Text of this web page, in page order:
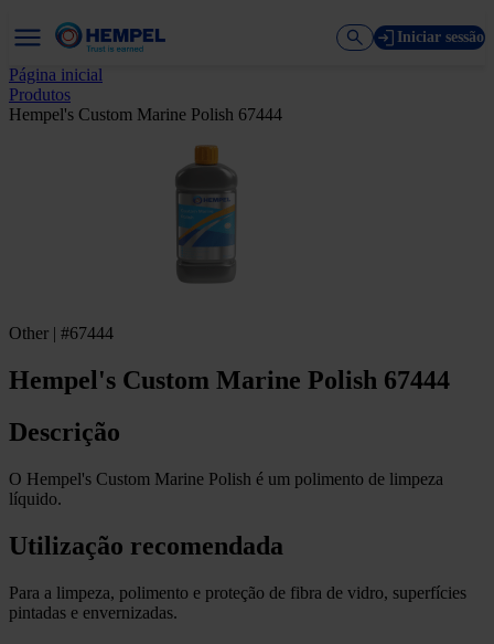
Iniciar sessão
Página inicial
Produtos
Hempel's Custom Marine Polish 67444
Other | #67444
Hempel's Custom Marine Polish 67444
Descrição
O Hempel's Custom Marine Polish é um polimento de limpeza
líquido.
Utilização recomendada
Para a limpeza, polimento e proteção de fibra de vidro, superfícies
pintadas e envernizadas.